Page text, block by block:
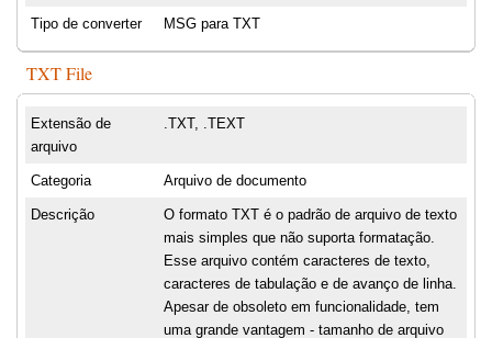
Tipo de converter MSG para TXT
TXT File
Extensão de
arquivo
.TXT, .TEXT
Categoria Arquivo de documento
Descrição
O formato TXT é o padrão de arquivo de texto
mais simples que não suporta formatação.
Esse arquivo contém caracteres de texto,
caracteres de tabulação e de avanço de linha.
Apesar de obsoleto em funcionalidade, tem
uma grande vantagem - tamanho de arquivo